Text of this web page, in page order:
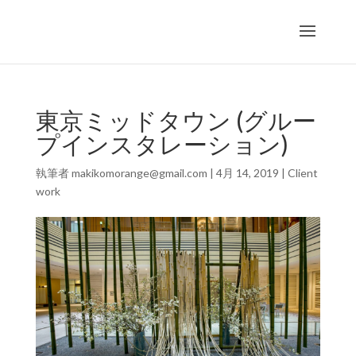
東京ミッドタウン (グルー
プインスタレーション)
執筆者makikomorange@gmail.com | 4月 14, 2019 | Client
work